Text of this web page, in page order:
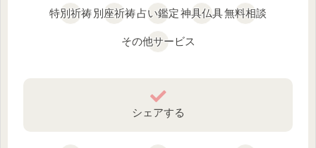
特別祈祷別座祈祷占い鑑定神具仏具無料相談
その他サービス
シェアする